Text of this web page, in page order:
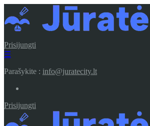
Prisijungti
☰
Parašykite : info@juratecity.lt
Prisijungti